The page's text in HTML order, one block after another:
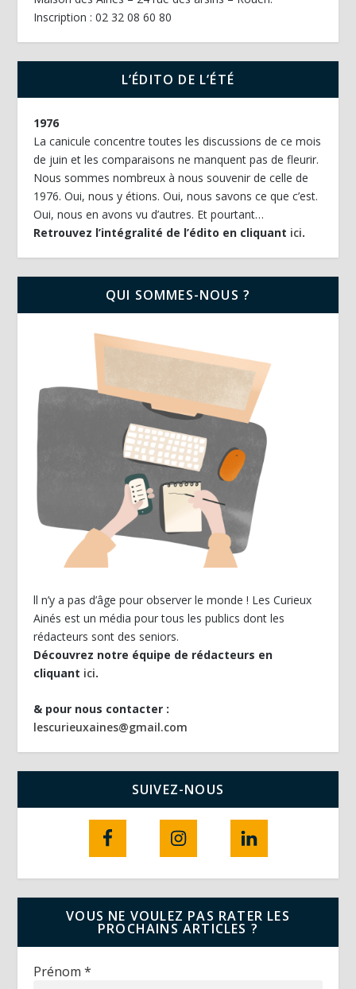
Inscription : 02 32 08 60 80
L’ÉDITO DE L’ÉTÉ
1976
La canicule concentre toutes les discussions de ce mois
de juin et les comparaisons ne manquent pas de fleurir.
Nous sommes nombreux à nous souvenir de celle de
1976. Oui, nous y étions. Oui, nous savons ce que c’est.
Oui, nous en avons vu d’autres. Et pourtant…
Retrouvez l’intégralité de l’édito en cliquant ici.
QUI SOMMES-NOUS ?
ll n’y a pas d’âge pour observer le monde ! Les Curieux
Ainés est un média pour tous les publics dont les
rédacteurs sont des seniors.
Découvrez notre équipe de rédacteurs en
cliquant ici.
& pour nous contacter :
lescurieuxaines@gmail.com
SUIVEZ-NOUS
VOUS NE VOULEZ PAS RATER LES
PROCHAINS ARTICLES ?
Prénom*